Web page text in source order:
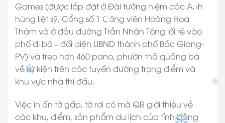
Games (được lắp đặt ở Đài tưởng niệm các Anh
hùng liệt sỹ, Cổng số 1 Công viên Hoàng Hoa
Thám và ở đầu đường Trần Nhân Tông lối rẽ vào
phố đi bộ – đối diện UBND thành phố Bắc Giang-
PV) và treo hơn 460 pano, phướn thả quảng bá
về sự kiện trên các tuyến đường trọng điểm và
khu vực nhà thi đấu.
Việc in ấn tờ gấp, tờ rơi có mã QR giới thiệu về
các khu, điểm, sản phẩm du lịch của tỉnh bằng
✽
✽
✽
✽